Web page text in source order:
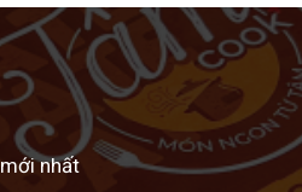
nhất